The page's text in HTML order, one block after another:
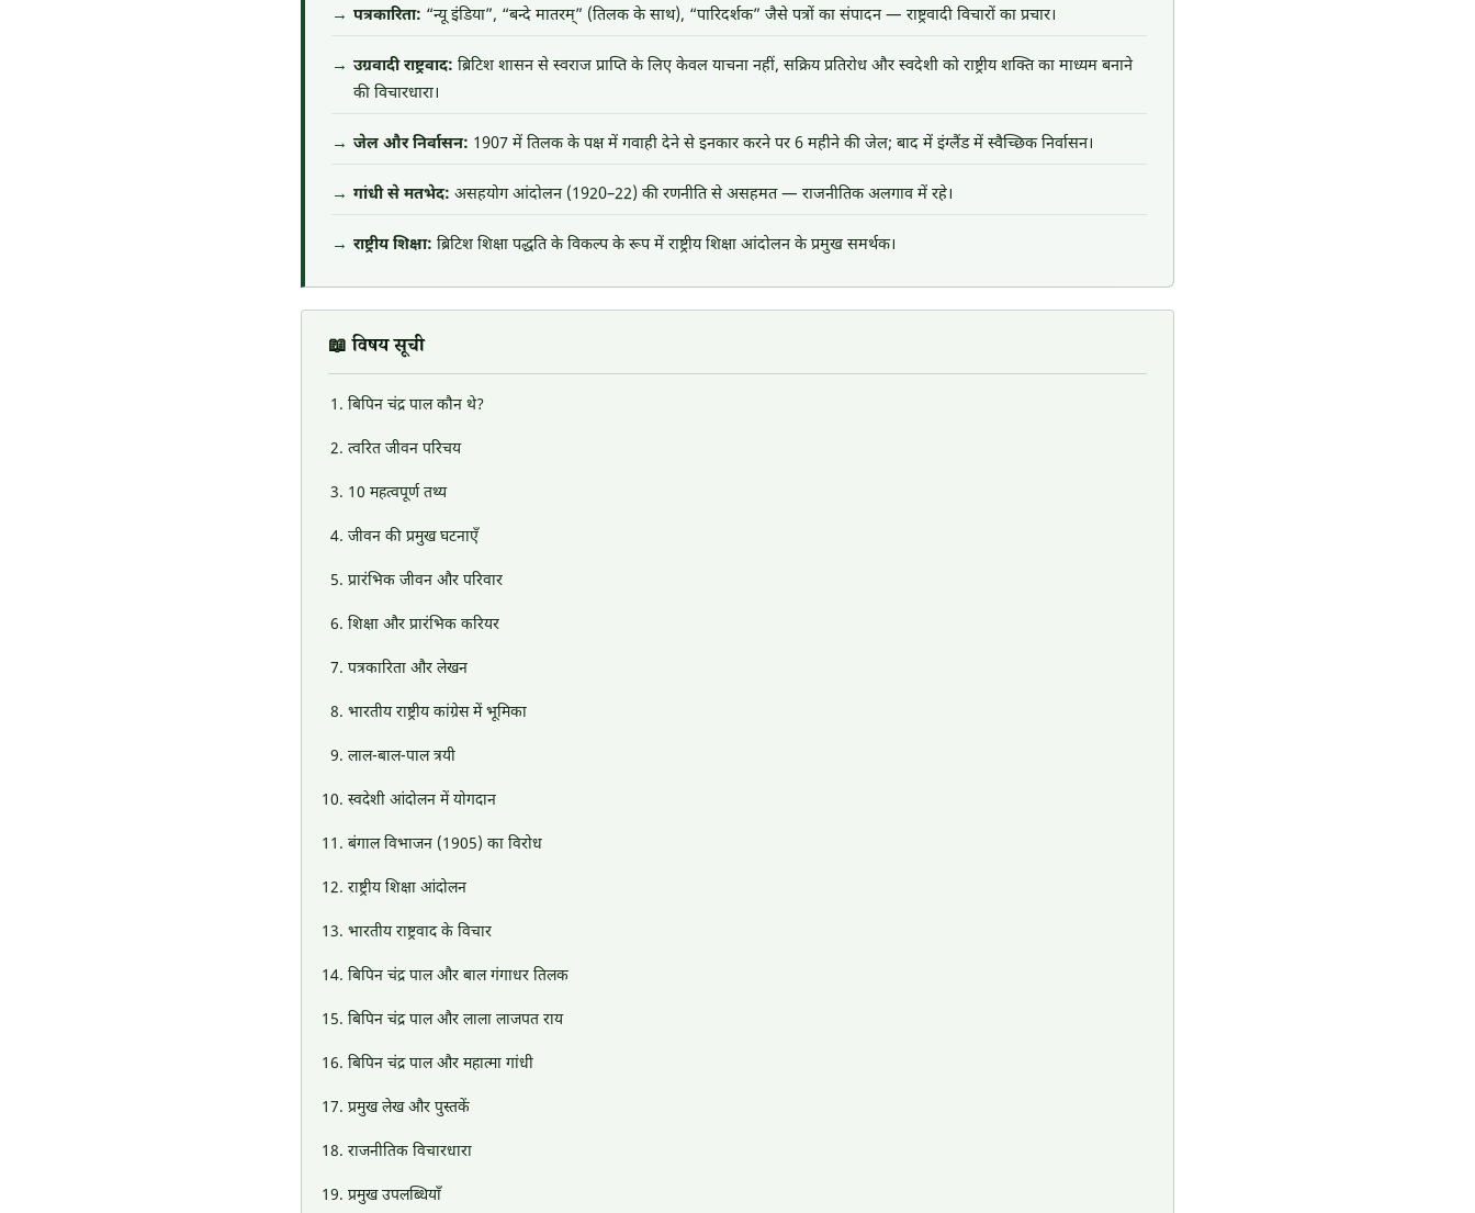
पत्रकारिता: “न्यू इंडिया”, “बन्दे मातरम्” (तिलक के साथ), “पारिदर्शक” जैसे पत्रों का संपादन — राष्ट्रवादी विचारों का प्रचार।
उग्रवादी राष्ट्रवाद: ब्रिटिश शासन से स्वराज प्राप्ति के लिए केवल याचना नहीं, सक्रिय प्रतिरोध और स्वदेशी को राष्ट्रीय शक्ति का माध्यम बनाने
की विचारधारा।
जेल और निर्वासन: 1907 में तिलक के पक्ष में गवाही देने से इनकार करने पर 6 महीने की जेल; बाद में इंग्लैंड में स्वैच्छिक निर्वासन।
गांधी से मतभेद: असहयोग आंदोलन (1920–22) की रणनीति से असहमत — राजनीतिक अलगाव में रहे।
राष्ट्रीय शिक्षा: ब्रिटिश शिक्षा पद्धति के विकल्प के रूप में राष्ट्रीय शिक्षा आंदोलन के प्रमुख समर्थक।
📖 विषय सूची
बिपिन चंद्र पाल कौन थे?
त्वरित जीवन परिचय
10 महत्वपूर्ण तथ्य
जीवन की प्रमुख घटनाएँ
प्रारंभिक जीवन और परिवार
शिक्षा और प्रारंभिक करियर
पत्रकारिता और लेखन
भारतीय राष्ट्रीय कांग्रेस में भूमिका
लाल-बाल-पाल त्रयी
स्वदेशी आंदोलन में योगदान
बंगाल विभाजन (1905) का विरोध
राष्ट्रीय शिक्षा आंदोलन
भारतीय राष्ट्रवाद के विचार
बिपिन चंद्र पाल और बाल गंगाधर तिलक
बिपिन चंद्र पाल और लाला लाजपत राय
बिपिन चंद्र पाल और महात्मा गांधी
प्रमुख लेख और पुस्तकें
राजनीतिक विचारधारा
प्रमुख उपलब्धियाँ